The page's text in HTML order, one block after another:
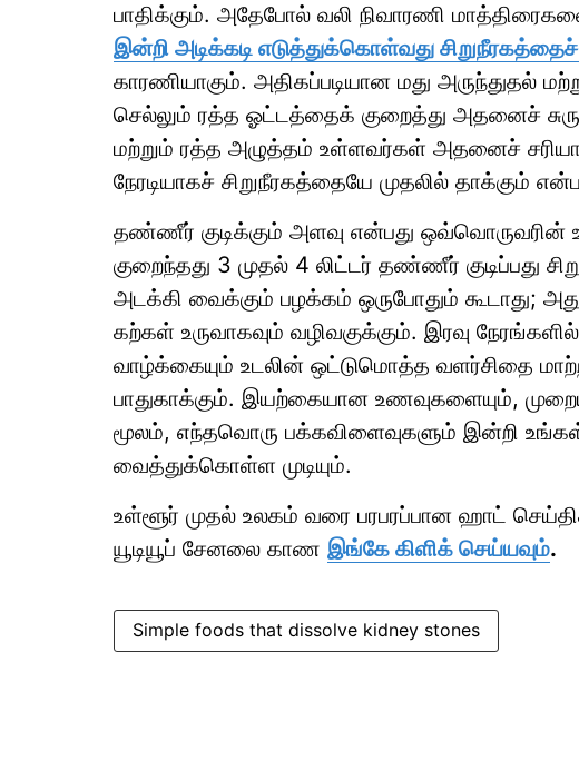
பாதிக்கும். அதேபோல் வலி நிவாரணி
இன்றி அடிக்கடி எடுத்துக்கொள்வது சிறுநீரகத்தைச்
காரணியாகும். அதிகப்படியான மது அருந்துதல்
செல்லும் ரத்த ஓட்டத்தைக் குறைத்து அதனைச்
மற்றும் ரத்த அழுத்தம் உள்ளவர்கள் அதனைச்
நேரடியாகச் சிறுநீரகத்தையே முதலில் தாக்கும்
தண்ணீர் குடிக்கும் அளவு என்பது ஒவ்வொருவரின்
குறைந்தது 3 முதல் 4 லிட்டர் தண்ணீர் குடிப்பது
அடக்கி வைக்கும் பழக்கம் ஒருபோதும் கூடாது; அது
கற்கள் உருவாகவும் வழிவகுக்கும். இரவு
வாழ்க்கையும் உடலின் ஒட்டுமொத்த வளர்சிதை
பாதுகாக்கும். இயற்கையான உணவுகளையும்,
மூலம், எந்தவொரு பக்கவிளைவுகளும் இன்றி உங்கள்
வைத்துக்கொள்ள முடியும்.
உள்ளூர் முதல் உலகம் வரை பரபரப்பான ஹாட்
யூடியூப் சேனலை காண இங்கே கிளிக் செய்யவும்.
Simple foods that dissolve kidney stones